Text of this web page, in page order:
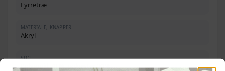
Fyrretræ
MATERIALE, KNAPPER
Akryl
STOF
Polyamid 70 %, polyester 30 %